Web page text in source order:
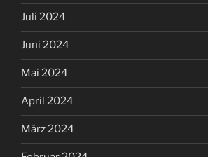
Juli 2024
Juni 2024
Mai 2024
April 2024
März 2024